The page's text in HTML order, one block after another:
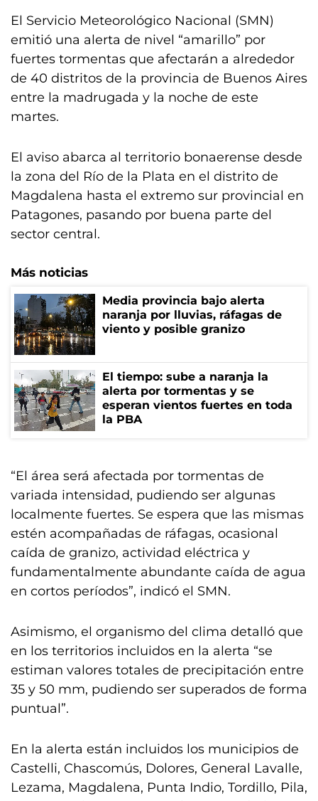
El Servicio Meteorológico Nacional (SMN)
emitió una alerta de nivel “amarillo” por
fuertes tormentas que afectarán a alrededor
de 40 distritos de la provincia de Buenos Aires
entre la madrugada y la noche de este
martes.
El aviso abarca al territorio bonaerense desde
la zona del Río de la Plata en el distrito de
Magdalena hasta el extremo sur provincial en
Patagones, pasando por buena parte del
sector central.
Más noticias
Media provincia bajo alerta
naranja por lluvias, ráfagas de
viento y posible granizo
El tiempo: sube a naranja la
alerta por tormentas y se
esperan vientos fuertes en toda
la PBA
“El área será afectada por tormentas de
variada intensidad, pudiendo ser algunas
localmente fuertes. Se espera que las mismas
estén acompañadas de ráfagas, ocasional
caída de granizo, actividad eléctrica y
fundamentalmente abundante caída de agua
en cortos períodos”, indicó el SMN.
Asimismo, el organismo del clima detalló que
en los territorios incluidos en la alerta “se
estiman valores totales de precipitación entre
35 y 50 mm, pudiendo ser superados de forma
puntual”.
En la alerta están incluidos los municipios de
Castelli, Chascomús, Dolores, General Lavalle,
Lezama, Magdalena, Punta Indio, Tordillo, Pila,